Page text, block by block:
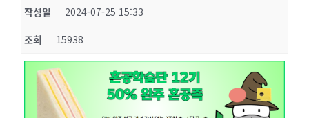
작성일
2024-07-25 15:33
조회
15938